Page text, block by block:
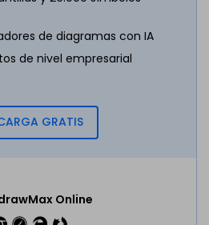
de diagramas con IA
de nivel empresarial
GRATIS
Online